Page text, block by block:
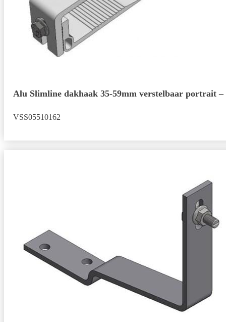
Alu Slimline dakhaak 35-59mm verstelbaar portrait –
VSS05510162